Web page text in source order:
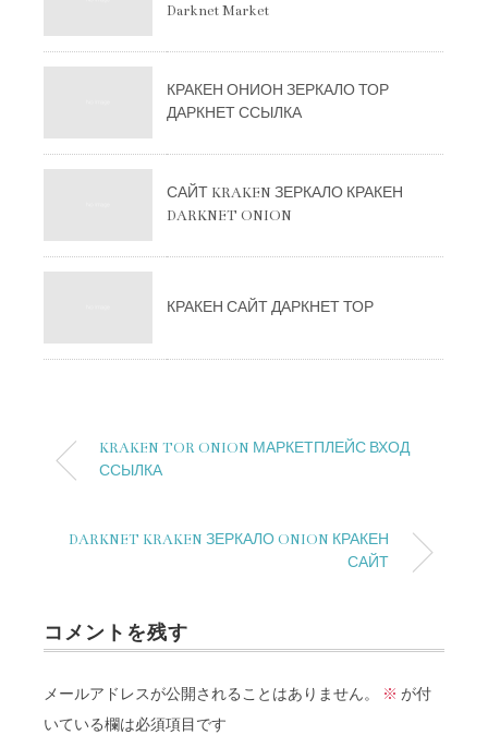
Darknet Market
КРАКЕН ОНИОН ЗЕРКАЛО ТОР
ДАРКНЕТ ССЫЛКА
САЙТ KRAKEN ЗЕРКАЛО КРАКЕН
DARKNET ONION
КРАКЕН САЙТ ДАРКНЕТ ТОР
KRAKEN TOR ONION МАРКЕТПЛЕЙС ВХОД
ССЫЛКА
DARKNET KRAKEN ЗЕРКАЛО ONION КРАКЕН
САЙТ
コメントを残す
メールアドレスが公開されることはありません。 ※ が付
いている欄は必須項目です